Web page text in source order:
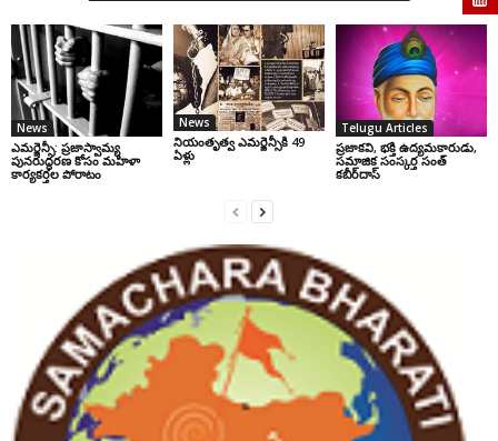
News
ఎమర్జెన్సీ: ప్రజాస్వామ్య
పునరుద్ధరణ కోసం మహిళా
కార్యకర్తల పోరాటం
News
నియంతృత్వ ఎమర్జెన్సీకి 49
ఏళ్లు
Telugu Articles
ప్రజాకవి, భక్తి ఉద్యమకారుడు,
సమాజిక సంస్కర్త సంత్‌
కబీర్‌దాస్‌